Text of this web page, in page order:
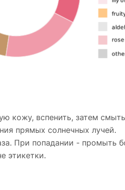
кожу, вспенить, затем
прямых солнечных лучей.
При попадании -
этикетки.